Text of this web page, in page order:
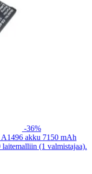
-36%
akku 7150 mAh
(1 valmistajaa).